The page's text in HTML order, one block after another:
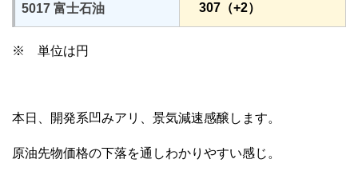
5017 富士石油 307（+2）
※ 単位は円
本日、開発系凹みアリ、景気減速感醸します。
原油先物価格の下落を通しわかりやすい感じ。